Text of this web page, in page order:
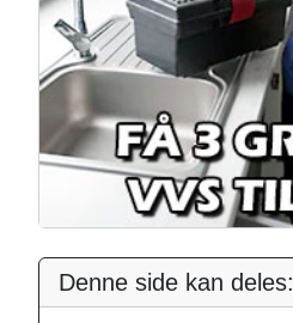
Denne side kan deles: